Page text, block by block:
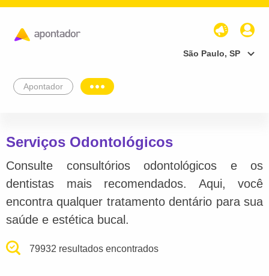
São Paulo, SP
Apontador
Serviços Odontológicos
Consulte consultórios odontológicos e os
dentistas mais recomendados. Aqui, você
encontra qualquer tratamento dentário para sua
saúde e estética bucal.
79932 resultados encontrados